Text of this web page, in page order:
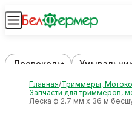
Дровоколы
Главная Триммеры,
Запчасти для триммеров,
Леска ф 2.7 мм х 36 м